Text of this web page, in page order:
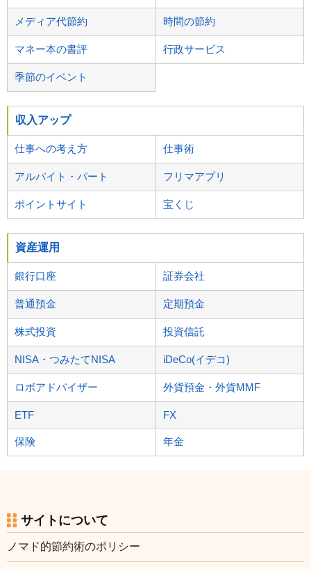
メディア代節約 時間の節約
マネー本の書評 行政サービス
季節のイベント
収入アップ
仕事への考え方 仕事術
アルバイト・パート フリマアプリ
ポイントサイト 宝くじ
資産運用
銀行口座 証券会社
普通預金 定期預金
株式投資 投資信託
NISA・つみたてNISA iDeCo(イデコ)
ロボアドバイザー 外貨預金・外貨MMF
ETF FX
保険 年金
サイトについて
ノマド的節約術のポリシー